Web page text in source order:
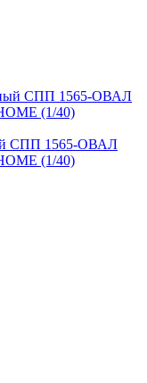
СПП 1565-ОВАЛ
(1/40)